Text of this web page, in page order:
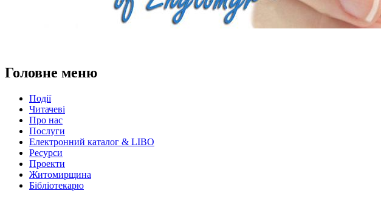
Головне меню
Події
Читачеві
Про нас
Послуги
Електронний каталог & LIBO
Ресурси
Проекти
Житомирщина
Бібліотекарю